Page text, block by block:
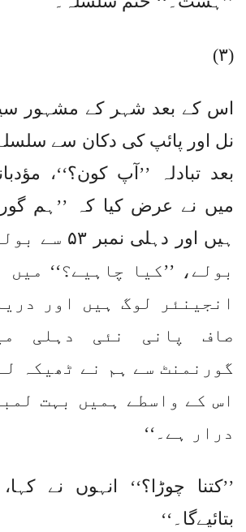
(۳)
اس کے بعد شہر کے مشہور
نل اور پائپ کی دکان سے
بعد تبادلہ ’’آپ کون؟‘‘،
میں نے عرض کیا کہ ’’ہم
ہیں اور دہلی
بولے، ’’کیا چاہیے؟‘‘ میں
انجینئر لوگ ہیں اور
صاف پانی نئی دہلی
گورنمنٹ سے ہم نے ٹھیکہ
اس کے واسطے ہمیں بہت
درار ہے۔‘‘
’’کتنا چوڑا؟‘‘ انہوں نے
بتائیےگا۔‘‘